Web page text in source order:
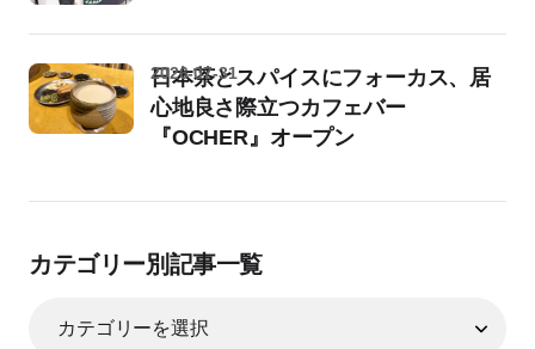
日本茶とスパイスにフォーカス、居
心地良さ際立つカフェバー
『OCHER』オープン
2026-07-31
カテゴリー別記事一覧